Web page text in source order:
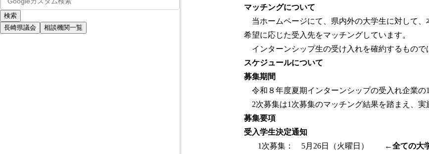
長崎県議会 相談機関一覧
マッチングについて
当ホームページにて、県内外の大学生に対して
希望に応じた受入先をマッチングしています。
インターンシップ生の受け入れを確約するもので
スケジュールについて
募集期間
令和８年度夏期インターンシップの受入れ企業の
2次募集は1次募集のマッチング結果を踏まえ、実
募集要項
受入学生決定通知
1次募集： 5月26日（火曜日）
←全ての大